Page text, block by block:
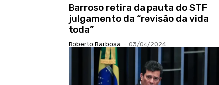
Barroso retira da pauta do STF
julgamento da “revisão da vida
toda”
Roberto Barbosa - 03/04/2024